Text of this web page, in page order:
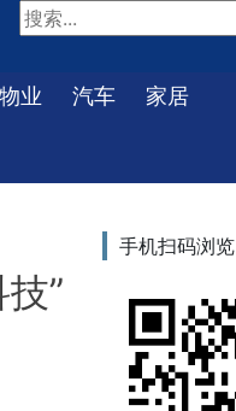
物业 汽车 家居
”
手机扫码浏览